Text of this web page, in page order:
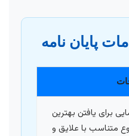
پایان نامه
برای یافتن بهترین
متناسب با علایق و